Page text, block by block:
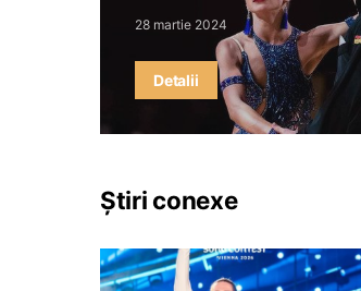
28 martie 2024
Detalii
Știri conexe